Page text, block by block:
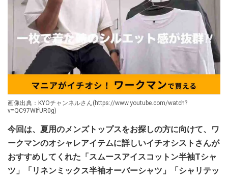
画像出典：KYOチャンネルさん(https://www.youtube.com/watch?
v=QC97WIfUR0g)
今回は、夏用のメンズトップスをお探しの方に向けて、ワ
ークマンのオシャレアイテムに詳しいイチオシストさんが
おすすめしてくれた「スムースアイスコットン半袖Tシャ
ツ」「リネンミックス半袖オーバーシャツ」「シャリテッ